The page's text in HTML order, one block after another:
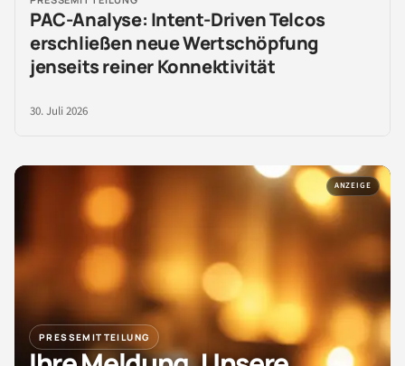
PAC-Analyse: Intent-Driven Telcos
erschließen neue Wertschöpfung
jenseits reiner Konnektivität
30. Juli 2026
ANZEIGE
PRESSEMITTEILUNG